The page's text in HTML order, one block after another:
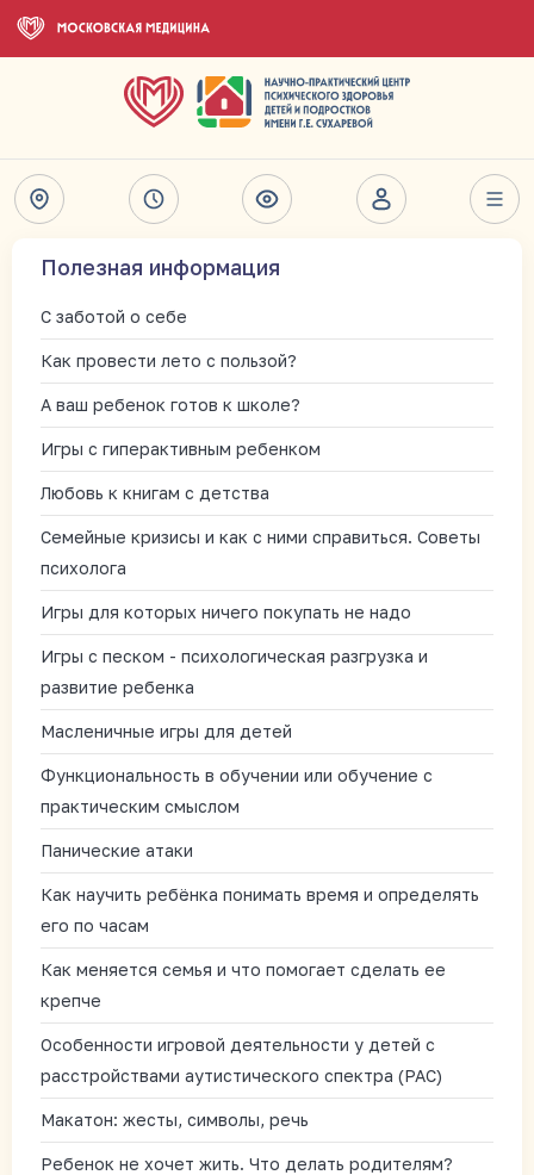
Полезная информация
С заботой о себе
Как провести лето с пользой?
А ваш ребенок готов к школе?
Игры с гиперактивным ребенком
Любовь к книгам с детства
Семейные кризисы и как с ними справиться. Советы
психолога
Игры для которых ничего покупать не надо
Игры с песком - психологическая разгрузка и
развитие ребенка
Масленичные игры для детей
Функциональность в обучении или обучение с
практическим смыслом
Панические атаки
Как научить ребёнка понимать время и определять
его по часам
Как меняется семья и что помогает сделать ее
крепче
Особенности игровой деятельности у детей с
расстройствами аутистического спектра (РАС)
Макатон: жесты, символы, речь
Ребенок не хочет жить. Что делать родителям?